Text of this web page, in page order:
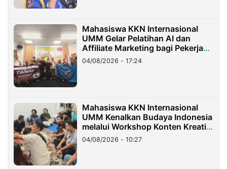
Mahasiswa KKN Internasional
UMM Gelar Pelatihan AI dan
Affiliate Marketing bagi Pekerja
Migran Indonesia di Taiwan
04/08/2026 - 17:24
Mahasiswa KKN Internasional
UMM Kenalkan Budaya Indonesia
melalui Workshop Konten Kreatif
di Taiwan
04/08/2026 - 10:27